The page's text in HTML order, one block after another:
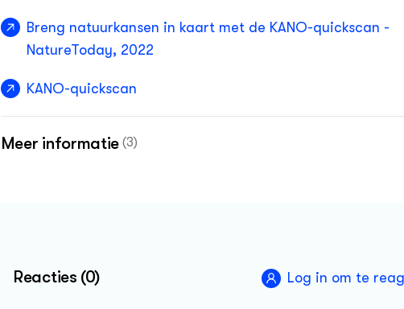
Breng natuurkansen in kaart met de KANO-quickscan -
NatureToday, 2022
KANO-quickscan
Meer informatie (3)
Reacties (0) Log in om te